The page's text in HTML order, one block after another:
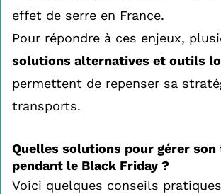
effet de serre en France.
Pour répondre à ces enjeux,
solutions alternatives et outils
permettent de repenser sa
transports.
Quelles solutions pour gérer
pendant le Black Friday ?
Voici quelques conseils